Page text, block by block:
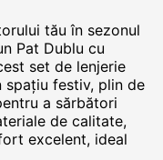
tău în sezonul
Pat Dublu cu
set de lenjerie
festiv, plin de
a sărbători
de calitate,
excelent, ideal